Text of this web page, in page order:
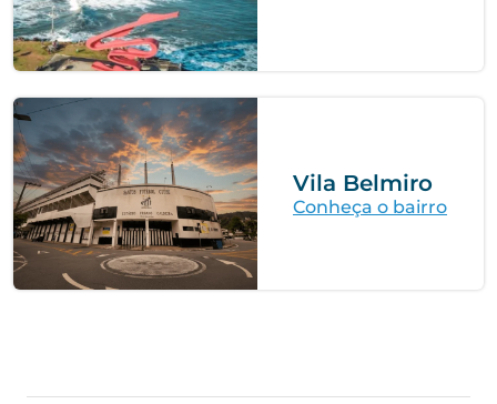
Vila Belmiro
Conheça o bairro